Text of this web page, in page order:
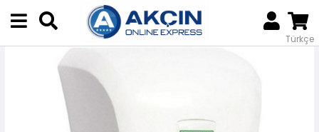
Türkçe
Temizlik Sıvıları
VİALLİ KÖPÜK SABUN APARATI (BEYAZ)